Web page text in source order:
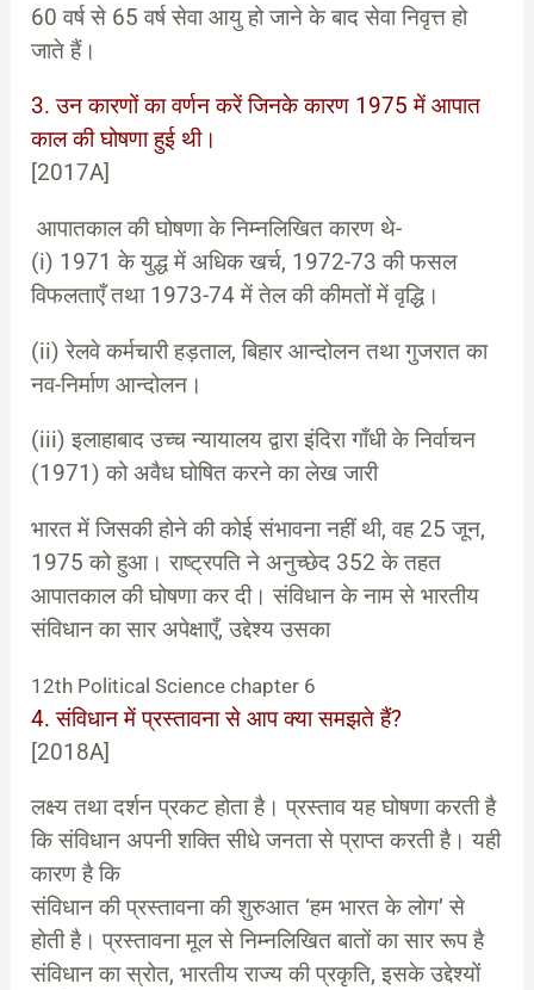
60 वर्ष से 65 वर्ष सेवा आयु हो जाने के बाद सेवा निवृत्त हो
जाते हैं।
3. उन कारणों का वर्णन करें जिनके कारण 1975 में आपात
काल की घोषणा हुई थी।
[2017A]
आपातकाल की घोषणा के निम्नलिखित कारण थे-
(i) 1971 के युद्ध में अधिक खर्च, 1972-73 की फसल
विफलताएँ तथा 1973-74 में तेल की कीमतों में वृद्धि।
(ii) रेलवे कर्मचारी हड़ताल, बिहार आन्दोलन तथा गुजरात का
नव-निर्माण आन्दोलन।
(iii) इलाहाबाद उच्च न्यायालय द्वारा इंदिरा गाँधी के निर्वाचन
(1971) को अवैध घोषित करने का लेख जारी
भारत में जिसकी होने की कोई संभावना नहीं थी, वह 25 जून,
1975 को हुआ। राष्ट्रपति ने अनुच्छेद 352 के तहत
आपातकाल की घोषणा कर दी। संविधान के नाम से भारतीय
संविधान का सार अपेक्षाएँ, उद्देश्य उसका
12th Political Science chapter 6
4. संविधान में प्रस्तावना से आप क्या समझते हैं?
[2018A]
लक्ष्य तथा दर्शन प्रकट होता है। प्रस्ताव यह घोषणा करती है
कि संविधान अपनी शक्ति सीधे जनता से प्राप्त करती है। यही
कारण है कि
संविधान की प्रस्तावना की शुरुआत ‘हम भारत के लोग’ से
होती है। प्रस्तावना मूल से निम्नलिखित बातों का सार रूप है
संविधान का स्रोत, भारतीय राज्य की प्रकृति, इसके उद्देश्यों